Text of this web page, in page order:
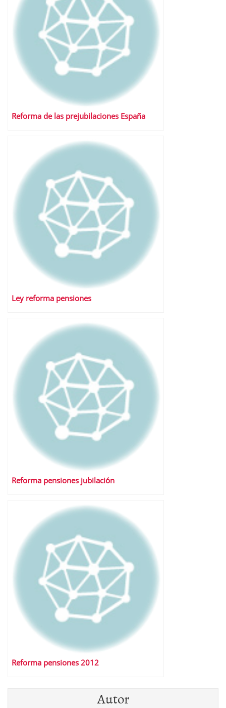
Reforma de las prejubilaciones España
Ley reforma pensiones
Reforma pensiones jubilación
Reforma pensiones 2012
Autor